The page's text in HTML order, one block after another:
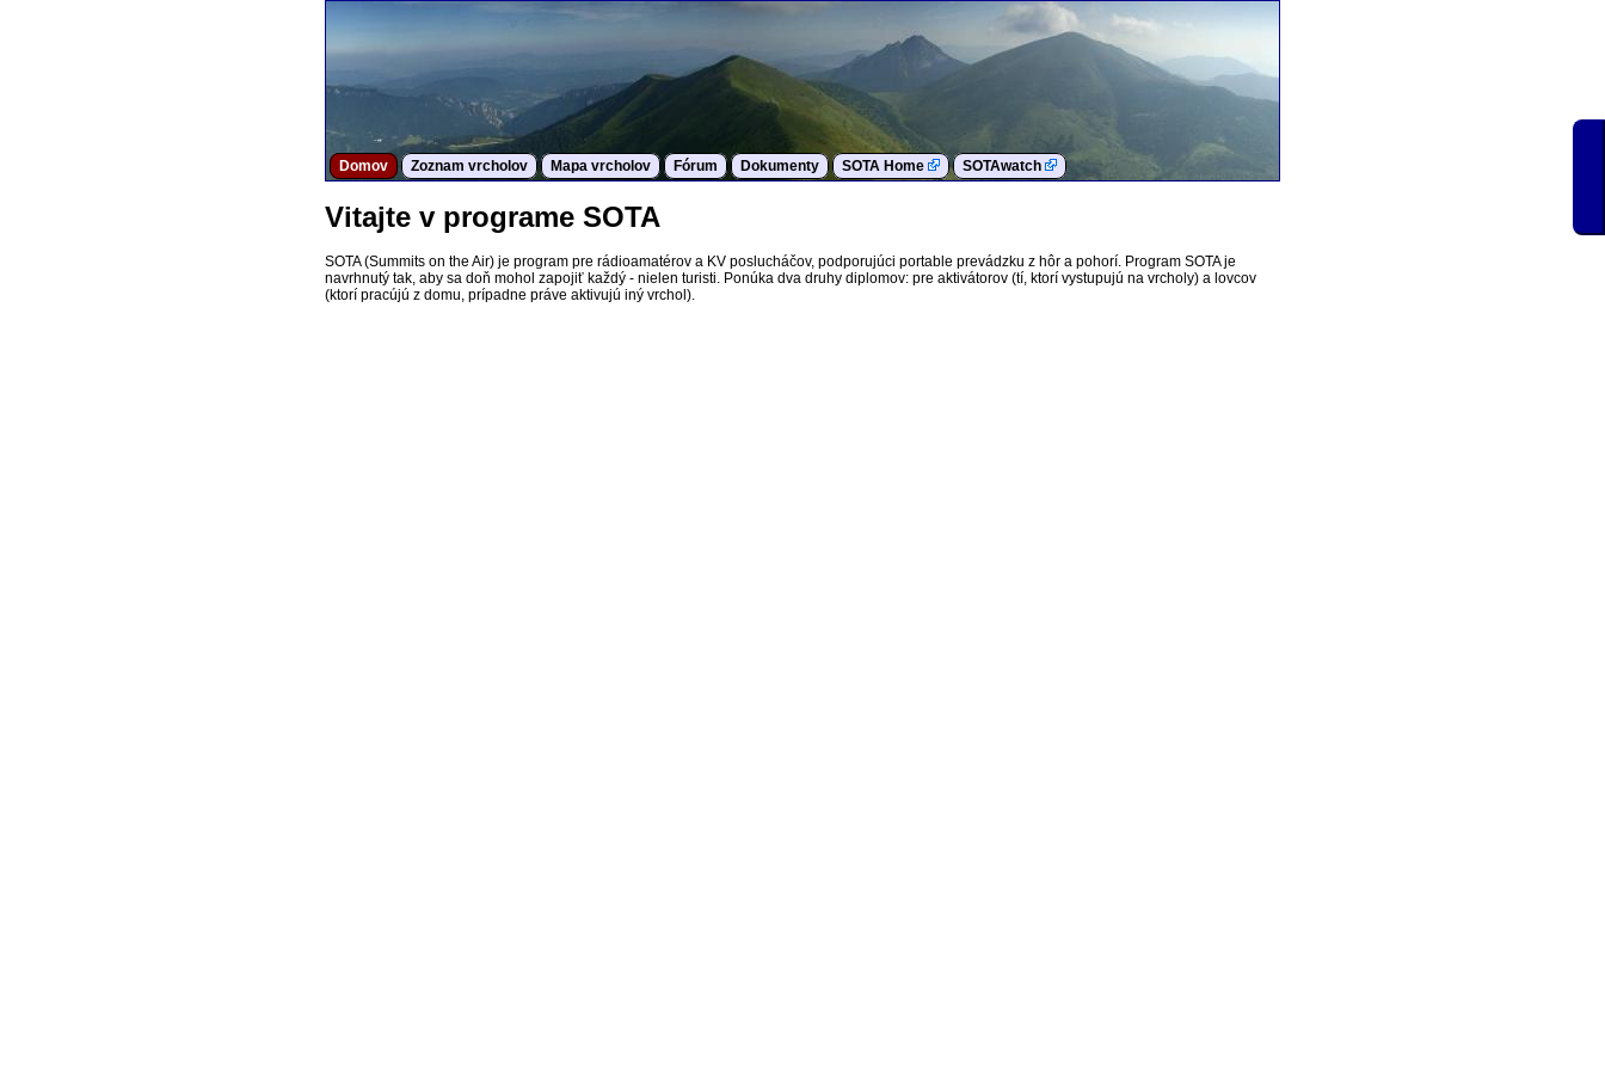
Domov Zoznam vrcholov Mapa vrcholov Fórum Dokumenty SOTA Home SOTAwatch
Vitajte v programe SOTA
SOTA (Summits on the Air) je program pre rádioamatérov a KV poslucháčov, podporujúci portable prevádzku z hôr a pohorí. Program SOTA je
navrhnutý tak, aby sa doň mohol zapojiť každý - nielen turisti. Ponúka dva druhy diplomov: pre aktivátorov (tí, ktorí vystupujú na vrcholy) a lovcov
(ktorí pracújú z domu, prípadne práve aktivujú iný vrchol).